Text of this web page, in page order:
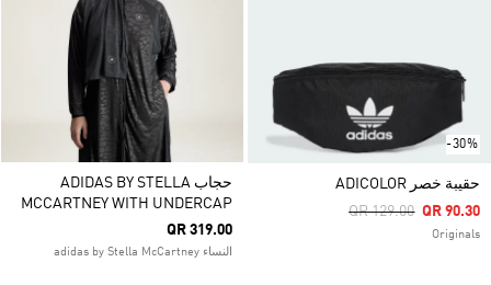
-30%
حقيبة خصر ADICOLOR
Price Reduced From
QR 129.00ToQR 90.30
Originals
حجاب ADIDAS BY STELLA
MCCARTNEY WITH UNDERCAP
QR 319.00
النساء adidas by Stella McCartney